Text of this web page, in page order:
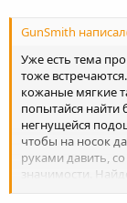
GunSmith
Уже есть тема
тоже
кожаные мягкие
попытайся найти
негнущейся
чтобы на носок
руками давить,
значимости.